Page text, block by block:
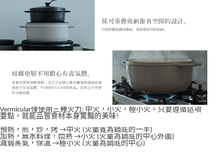
Vermicular僅使用三種火力: 中火，小火，極小火。只要遵循這項
要點，就能品嘗食材本身驚豔的美味!
預熱，煎，炒，烤 →中火 (火量寬為鍋底的一半)
加熱，無水料理，悶熟 →小火 (火量為鍋底的中心外圍)
減弱蒸氣，保溫 →極小火 (火量為鍋底的中心)